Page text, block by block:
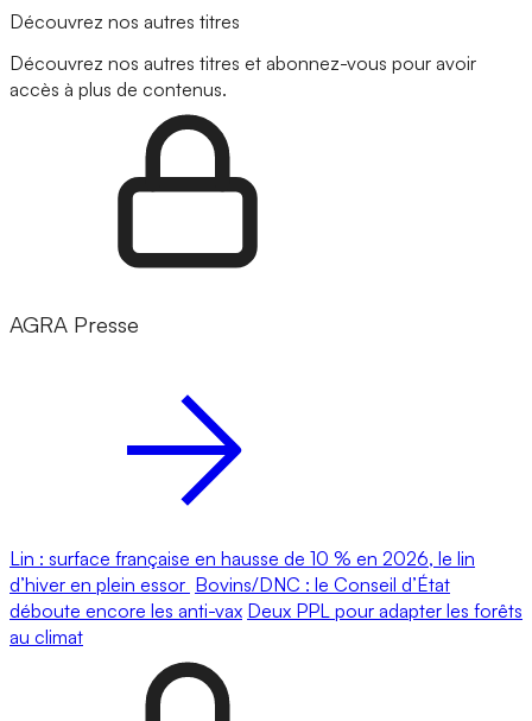
Découvrez nos autres titres
Découvrez nos autres titres et abonnez-vous pour avoir
accès à plus de contenus.
AGRA Presse
Lin : surface française en hausse de 10 % en 2026, le lin
d’hiver en plein essor Bovins/DNC : le Conseil d’État
déboute encore les anti-vax Deux PPL pour adapter les forêts
au climat